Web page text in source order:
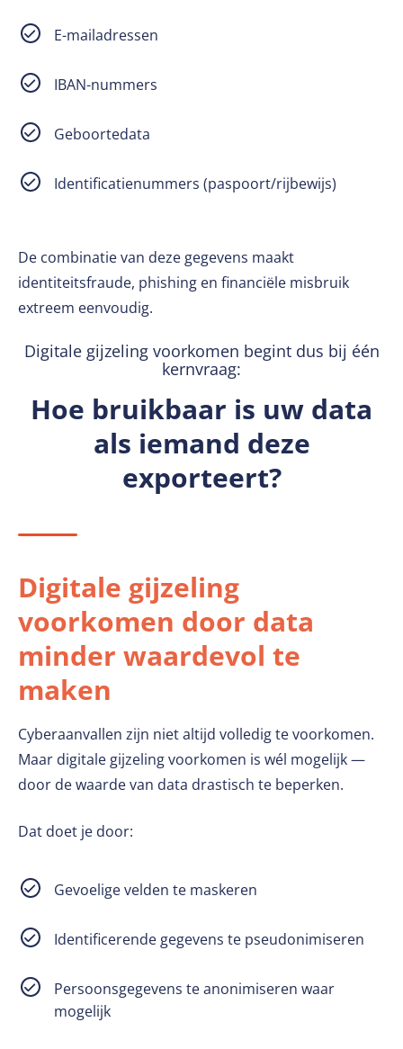
E-mailadressen
IBAN-nummers
Geboortedata
Identificatienummers (paspoort/rijbewijs)
De combinatie van deze gegevens maakt
identiteitsfraude, phishing en financiële misbruik
extreem eenvoudig.
Digitale gijzeling voorkomen begint dus bij één
kernvraag:
Hoe bruikbaar is uw data
als iemand deze
exporteert?
Digitale gijzeling
voorkomen door data
minder waardevol te
maken
Cyberaanvallen zijn niet altijd volledig te voorkomen.
Maar digitale gijzeling voorkomen is wél mogelijk —
door de waarde van data drastisch te beperken.
Dat doet je door:
Gevoelige velden te maskeren
Identificerende gegevens te pseudonimiseren
Persoonsgegevens te anonimiseren waar
mogelijk